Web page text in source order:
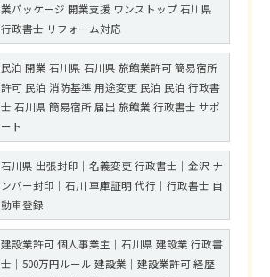
業パッケージ 開業支援 ワンストップ 石川県
行政書士 リフォーム対応
民泊 開業 石川県 石川県 旅館業許可 簡易宿所
許可 民泊 消防基準 用途変更 民泊 民泊 行政書
士 石川県 簡易宿所 届出 旅館業 行政書士 サポ
ート
石川県 出張封印｜名義変更 行政書士｜金沢 ナ
ンバー封印｜石川 車庫証明 代行｜行政書士 自
動車登録
建設業許可 個人事業主｜石川県 建設業 行政書
士｜500万円ルール 建設業｜建設業許可 経歴